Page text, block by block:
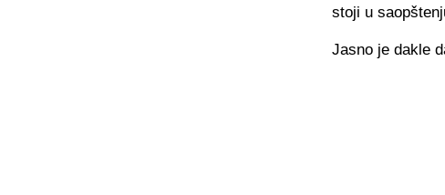
stoji u
Jasno je dakle